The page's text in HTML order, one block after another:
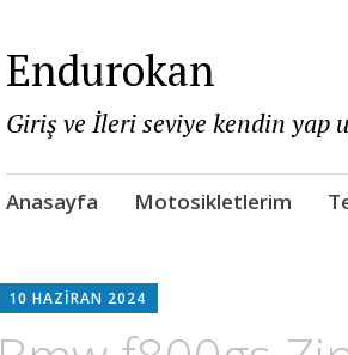
Endurokan
Giriş ve İleri seviye kendin yap
Skip
Anasayfa Motosikletlerim
10 HAZIRAN 2024